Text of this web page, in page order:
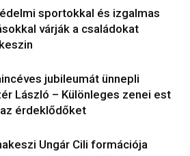
sportokkal és izgalmas
várják a családokat
jubileumát ünnepli
László – Különleges zenei est
érdeklődőket
Ungár Cili formációja